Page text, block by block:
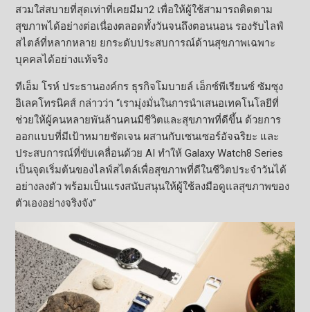
สวมใส่สบายที่สุดเท่าที่เคยมีมา2 เพื่อให้ผู้ใช้สามารถติดตาม
สุขภาพได้อย่างต่อเนื่องตลอดทั้งวันจนถึงตอนนอน รองรับไลฟ์
สไตล์ที่หลากหลาย ยกระดับประสบการณ์ด้านสุขภาพเฉพาะ
บุคคลได้อย่างแท้จริง
ทีเอ็ม โรห์ ประธานองค์กร ธุรกิจโมบายล์ เอ็กซ์พีเรียนซ์ ซัมซุง
อิเลคโทรนิคส์ กล่าวว่า “เรามุ่งมั่นในการนำเสนอเทคโนโลยีที่
ช่วยให้ผู้คนหลายพันล้านคนมีชีวิตและสุขภาพที่ดีขึ้น ด้วยการ
ออกแบบที่มีเป้าหมายชัดเจน ผสานกับเซนเซอร์อัจฉริยะ และ
ประสบการณ์ที่ขับเคลื่อนด้วย AI ทำให้ Galaxy Watch8 Series
เป็นจุดเริ่มต้นของไลฟ์สไตล์เพื่อสุขภาพที่ดีในชีวิตประจำวันได้
อย่างลงตัว พร้อมเป็นแรงสนับสนุนให้ผู้ใช้ลงมือดูแลสุขภาพของ
ตัวเองอย่างจริงจัง”